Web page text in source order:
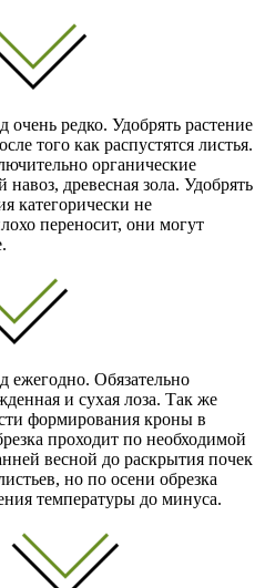
редко. Удобрять растение
того как распустятся листья.
органические
древесная зола. Удобрять
категорически не
переносит, они могут
ежегодно. Обязательно
и сухая лоза. Так же
формирования кроны в
проходит по необходимой
весной до раскрытия почек
но по осени обрезка
температуры до минуса.